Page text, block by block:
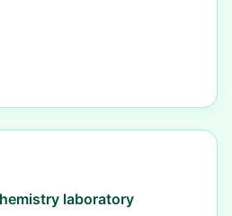
laboratory